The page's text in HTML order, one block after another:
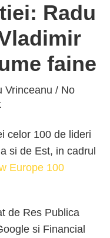
Radu
faine
Vrinceanu / No
celor 100 de lideri
si de Est, in cadrul
Europe 100
de Res Publica
si Financial